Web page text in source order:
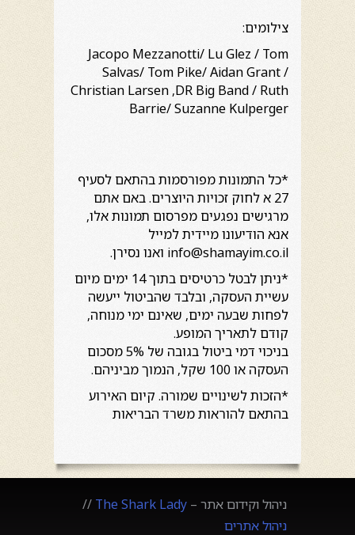
צילומים:
Jacopo Mezzanotti/ Lu Glez / Tom
Salvas/ Tom Pike/ Aidan Grant /
Christian Larsen ,DR Big Band / Ruth
Barrie/ Suzanne Kulperger
*כל התמונות מפורסמות בהתאם לסעיף
27 א לחוק זכויות היוצרים. באם אתם
מרגישים נפגעים מפרסום תמונות אלו,
אנא הודיעונו מיידית למייל
info@shamayim.co.il ואנו נסירן.
*ניתן לבטל כרטיסים בתוך 14 ימים מיום
עשיית העסקה, ובלבד שהביטול ייעשה
לפחות שבעה ימים, שאינם ימי מנוחה,
קודם לתאריך המופע.
בניכוי דמי ביטול בגובה של 5% מסכום
העסקה או 100 שקל, הנמוך מביניהם.
*הזכות לשינויים שמורה. קיום האירוע
בהתאם להוראות משרד הבריאות
ניהול וקידום אתר – The Shark Lady
//
ניהול אתרים